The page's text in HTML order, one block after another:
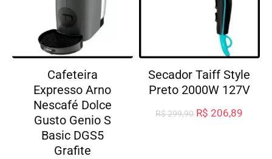
Cafeteira
Expresso Arno
Nescafé Dolce
Gusto Genio S
Basic DGS5
Grafite
Secador Taiff Style
Preto 2000W 127V
R$299,90 R$ 206,89